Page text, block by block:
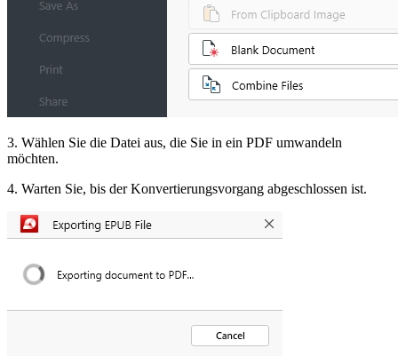
3. Wählen Sie die Datei aus, die Sie in ein PDF umwandeln
möchten.
4. Warten Sie, bis der Konvertierungsvorgang abgeschlossen ist.